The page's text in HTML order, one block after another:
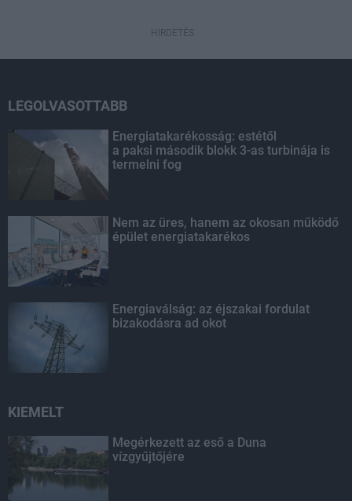
HIRDETÉS
LEGOLVASOTTABB
Energiatakarékosság: estétől
a paksi második blokk 3-as turbinája is
termelni fog
Nem az üres, hanem az okosan működő
épület energiatakarékos
Energiaválság: az éjszakai fordulat
bizakodásra ad okot
KIEMELT
Megérkezett az eső a Duna
vízgyűjtőjére